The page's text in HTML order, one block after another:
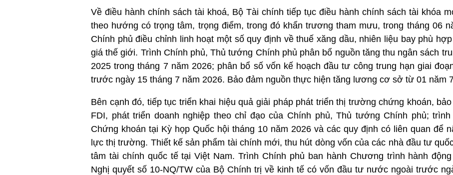
Về điều hành chính sách tài khoá, Bộ Tài chính tiếp tục điều hành chính sách tài khóa
theo hướng có trọng tâm, trọng điểm, trong đó khẩn trương tham mưu, trong tháng 06
Chính phủ điều chỉnh linh hoạt một số quy định về thuế xăng dầu, nhiên liệu bay phù
giá thế giới. Trình Chính phủ, Thủ tướng Chính phủ phân bổ nguồn tăng thu ngân sách
2025 trong tháng 7 năm 2026; phân bổ số vốn kế hoạch đầu tư công trung hạn giai
trước ngày 15 tháng 7 năm 2026. Bảo đảm nguồn thực hiện tăng lương cơ sở từ 01 năm
Bên cạnh đó, tiếp tục triển khai hiệu quả giải pháp phát triển thị trường chứng khoán,
FDI, phát triển doanh nghiệp theo chỉ đạo của Chính phủ, Thủ tướng Chính phủ;
Chứng khoán tại Kỳ họp Quốc hội tháng 10 năm 2026 và các quy định có liên quan để
lực thị trường. Thiết kế sản phẩm tài chính mới, thu hút dòng vốn của các nhà đầu tư
tâm tài chính quốc tế tại Việt Nam. Trình Chính phủ ban hành Chương trình hành
Nghị quyết số 10-NQ/TW của Bộ Chính trị về kinh tế có vốn đầu tư nước ngoài trước